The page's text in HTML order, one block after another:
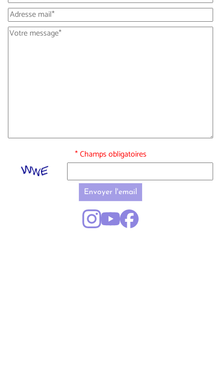
* Champs obligatoires
Envoyer l'email